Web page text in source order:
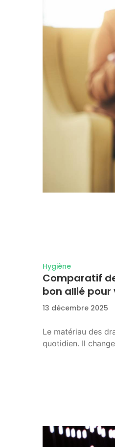
Hygiène
Comparatif
bon allié
13 décembre 2025
Le matériau des
quotidien. Il